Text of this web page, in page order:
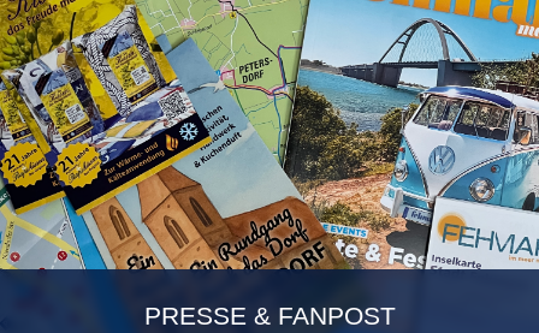
PRESSE & FANPOST